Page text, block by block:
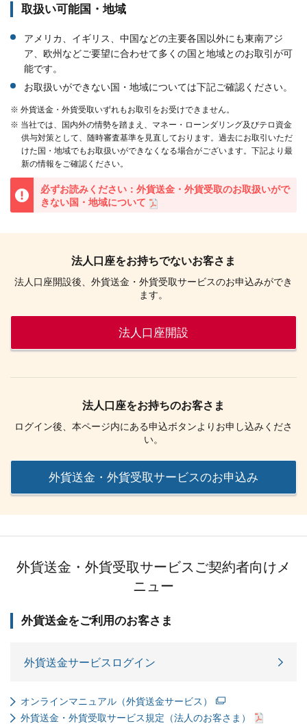
取扱い可能国・地域
アメリカ、イギリス、中国などの主要各国以外にも東南アジ
ア、欧州などご要望に合わせて多くの国と地域とのお取引が可
能です。
お取扱いができない国・地域については下記ご確認ください。
※ 外貨送金・外貨受取いずれもお取引をお受けできません。
※ 当社では、国内外の情勢を踏まえ、マネー・ローンダリング及びテロ資金
供与対策として、随時審査基準を見直しております。過去にお取引いただ
けた国・地域でもお取扱いができなくなる場合がございます。下記より最
新の情報をご確認ください。
重要
必ずお読みください：外貨送金・外貨受取のお取扱いがで
きない国・地域について
法人口座をお持ちでないお客さま
法人口座開設後、外貨送金・外貨受取サービスのお申込みができ
ます。
法人口座開設
法人口座をお持ちのお客さま
ログイン後、本ページ内にある申込ボタンよりお申し込みくださ
い。
外貨送金・外貨受取サービスのお申込み
外貨送金・外貨受取サービスご契約者向けメ
ニュー
外貨送金をご利用のお客さま
外貨送金サービスログイン
オンラインマニュアル（外貨送金サービス）
外貨送金・外貨受取サービス規定（法人のお客さま）